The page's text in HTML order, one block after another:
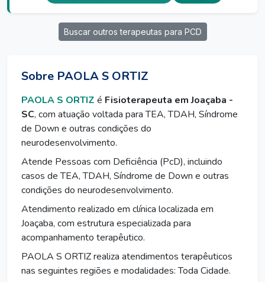
Buscar outros terapeutas para PCD
Sobre PAOLA S ORTIZ
PAOLA S ORTIZ é Fisioterapeuta em Joaçaba -
SC, com atuação voltada para TEA, TDAH, Síndrome
de Down e outras condições do
neurodesenvolvimento.
Atende Pessoas com Deficiência (PcD), incluindo
casos de TEA, TDAH, Síndrome de Down e outras
condições do neurodesenvolvimento.
Atendimento realizado em clínica localizada em
Joaçaba, com estrutura especializada para
acompanhamento terapêutico.
PAOLA S ORTIZ realiza atendimentos terapêuticos
nas seguintes regiões e modalidades: Toda Cidade.